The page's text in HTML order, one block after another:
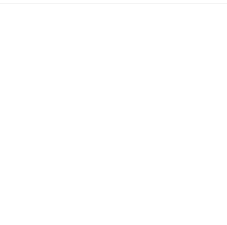
Farbe
Gebürsteter Stahl